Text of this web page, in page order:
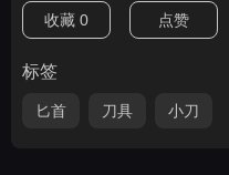
收藏 0 点赞
标签
匕首 刀具 小刀